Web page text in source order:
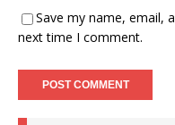
Save my name, email,
next time I comment.